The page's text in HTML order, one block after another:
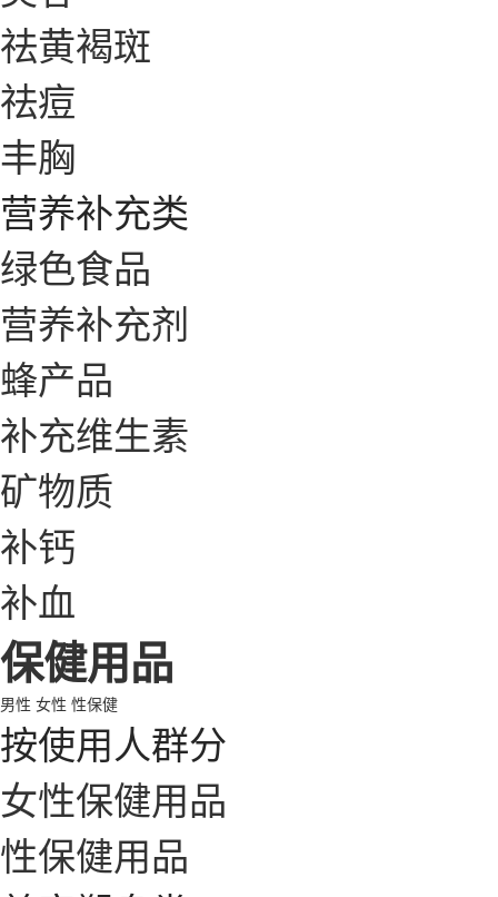
祛黄褐斑
祛痘
丰胸
营养补充类
绿色食品
营养补充剂
蜂产品
补充维生素
矿物质
补钙
补血
保健用品
男性 女性 性保健
按使用人群分
女性保健用品
性保健用品